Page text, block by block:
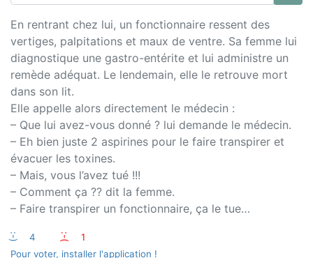
En rentrant chez lui, un fonctionnaire ressent des
vertiges, palpitations et maux de ventre. Sa femme lui
diagnostique une gastro-entérite et lui administre un
remède adéquat. Le lendemain, elle le retrouve mort
dans son lit.
Elle appelle alors directement le médecin :
– Que lui avez-vous donné ? lui demande le médecin.
– Eh bien juste 2 aspirines pour le faire transpirer et
évacuer les toxines.
– Mais, vous l’avez tué !!!
– Comment ça ?? dit la femme.
– Faire transpirer un fonctionnaire, ça le tue…
:-) 4 :-(
1
Pour voter, installer l'application !